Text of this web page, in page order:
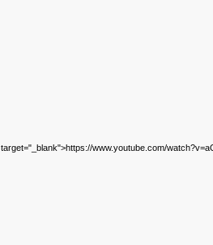
target="_blank">https://www.youtube.com/